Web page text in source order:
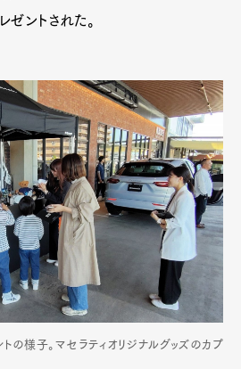
ゼントされた。
の様子。マセラティオリジナルグッズのカプ